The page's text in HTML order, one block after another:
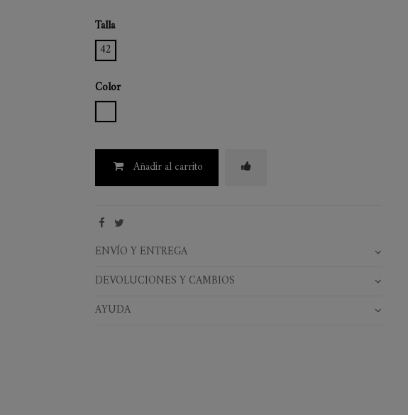
Talla
42
Color
Añadir al carrito
ENVÍO Y ENTREGA
DEVOLUCIONES Y CAMBIOS
AYUDA